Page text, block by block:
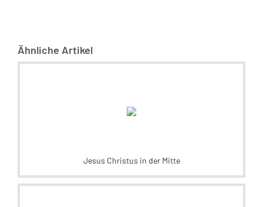
Ähnliche Artikel
Jesus Christus in der Mitte